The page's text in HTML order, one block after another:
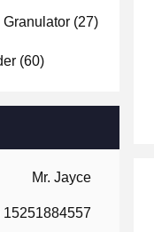
(27)
(60)
Mr. Jayce
15251884557